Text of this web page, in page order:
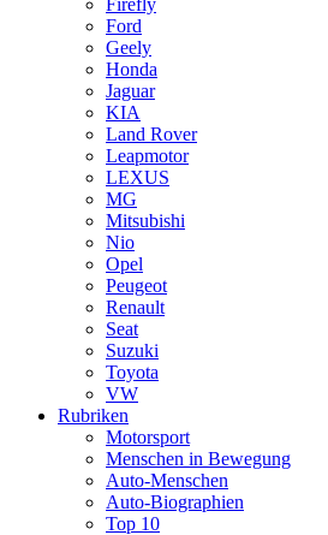
Firefly
Ford
Geely
Honda
Jaguar
KIA
Land Rover
Leapmotor
LEXUS
MG
Mitsubishi
Nio
Opel
Peugeot
Renault
Seat
Suzuki
Toyota
VW
Rubriken
Motorsport
Menschen in Bewegung
Auto-Menschen
Auto-Biographien
Top 10